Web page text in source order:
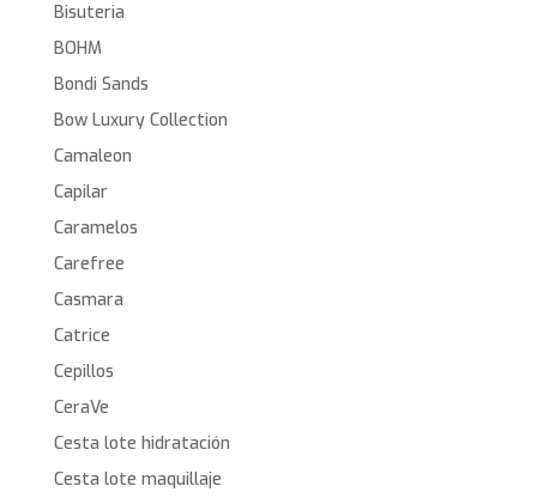
Bisuteria
BOHM
Bondi Sands
Bow Luxury Collection
Camaleon
Capilar
Caramelos
Carefree
Casmara
Catrice
Cepillos
CeraVe
Cesta lote hidratación
Cesta lote maquillaje